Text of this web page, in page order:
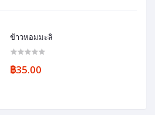
ข้าวหอมมะลิ
฿35.00